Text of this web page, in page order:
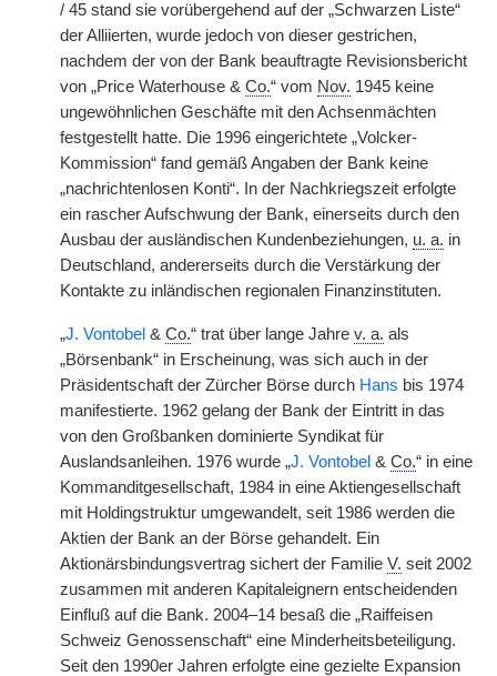
/ 45 stand sie vorübergehend auf der „Schwarzen Liste“
der Alliierten, wurde jedoch von dieser gestrichen,
nachdem der von der Bank beauftragte Revisionsbericht
von „Price Waterhouse & Co.“ vom Nov. 1945 keine
ungewöhnlichen Geschäfte mit den Achsenmächten
festgestellt hatte. Die 1996 eingerichtete „Volcker-
Kommission“ fand gemäß Angaben der Bank keine
„nachrichtenlosen Konti“. In der Nachkriegszeit erfolgte
ein rascher Aufschwung der Bank, einerseits durch den
Ausbau der ausländischen Kundenbeziehungen, u. a. in
Deutschland, andererseits durch die Verstärkung der
Kontakte zu inländischen regionalen Finanzinstituten.
„J. Vontobel & Co.“ trat über lange Jahre v. a. als
„Börsenbank“ in Erscheinung, was sich auch in der
Präsidentschaft der Zürcher Börse durch Hans bis 1974
manifestierte. 1962 gelang der Bank der Eintritt in das
von den Großbanken dominierte Syndikat für
Auslandsanleihen. 1976 wurde „J. Vontobel & Co.“ in eine
Kommanditgesellschaft, 1984 in eine Aktiengesellschaft
mit Holdingstruktur umgewandelt, seit 1986 werden die
Aktien der Bank an der Börse gehandelt. Ein
Aktionärsbindungsvertrag sichert der Familie V. seit 2002
zusammen mit anderen Kapitaleignern entscheidenden
Einfluß auf die Bank. 2004–14 besaß die „Raiffeisen
Schweiz Genossenschaft“ eine Minderheitsbeteiligung.
Seit den 1990er Jahren erfolgte eine gezielte Expansion